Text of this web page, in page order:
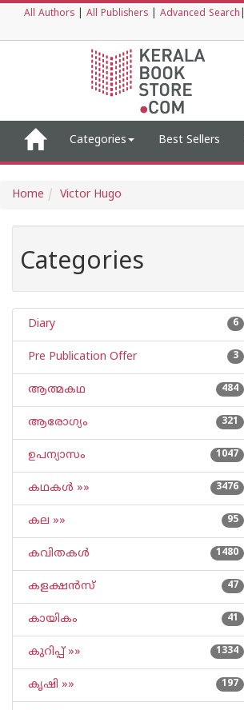
All Authors All Publishers Advanced Search
Categories Best Sellers
Home Victor Hugo
Categories
Diary 6
Pre Publication Offer 3
ആത്മകഥ 484
ആരോഗ്യം 321
ഉപന്യാസം 1047
കഥകള്‍ »» 3476
കല »» 95
കവിതകള്‍ 1480
കളക്ഷന്‍സ് 47
കായികം 41
കുറിപ്പ്‌ »» 1334
കൃഷി »» 197